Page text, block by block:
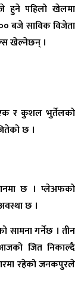
बजे हुने पहिलो खेलमा
बजे साविक विजेता
खेल्नेछन् ।
एक र कुशल भुर्तेलको
छ ।
छ । प्लेअफको
छ ।
सामना गर्नेछ । तीन
जित निकाल्दै
रहेको जनकपुरले